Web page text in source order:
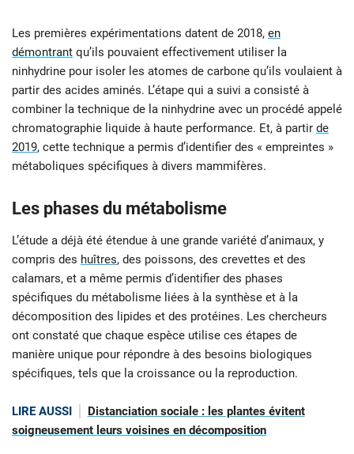
Les premières expérimentations datent de 2018, en
démontrant qu’ils pouvaient effectivement utiliser la
ninhydrine pour isoler les atomes de carbone qu’ils voulaient à
partir des acides aminés. L’étape qui a suivi a consisté à
combiner la technique de la ninhydrine avec un procédé appelé
chromatographie liquide à haute performance. Et, à partir de
2019, cette technique a permis d’identifier des « empreintes »
métaboliques spécifiques à divers mammifères.
Les phases du métabolisme
L’étude a déjà été étendue à une grande variété d’animaux, y
compris des huîtres, des poissons, des crevettes et des
calamars, et a même permis d’identifier des phases
spécifiques du métabolisme liées à la synthèse et à la
décomposition des lipides et des protéines. Les chercheurs
ont constaté que chaque espèce utilise ces étapes de
manière unique pour répondre à des besoins biologiques
spécifiques, tels que la croissance ou la reproduction.
LIRE AUSSI
Distanciation sociale : les plantes évitent
soigneusement leurs voisines en décomposition